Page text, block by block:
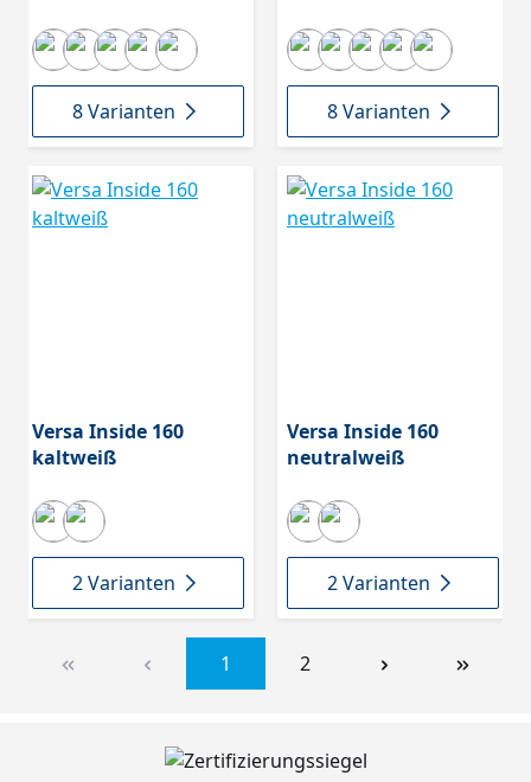
8 Varianten 8 Varianten
Versa Inside 160
kaltweiß
2 Varianten
Versa Inside 160
neutralweiß
2 Varianten
1 2